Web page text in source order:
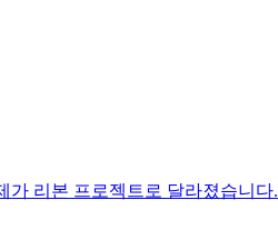
가 리본 프로젝트로 달라졌습니다.